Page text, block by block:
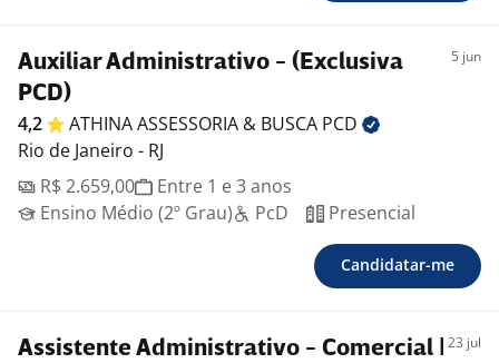
Auxiliar Administrativo - (Exclusiva
PCD)
5 jun
4,2 ATHINA ASSESSORIA & BUSCA PCD
Rio de Janeiro - RJ
R$ 2.659,00
Entre 1 e 3 anos
Ensino Médio (2º Grau)
PcD Presencial
Candidatar-me
Assistente Administrativo - Comercial |
23 jul